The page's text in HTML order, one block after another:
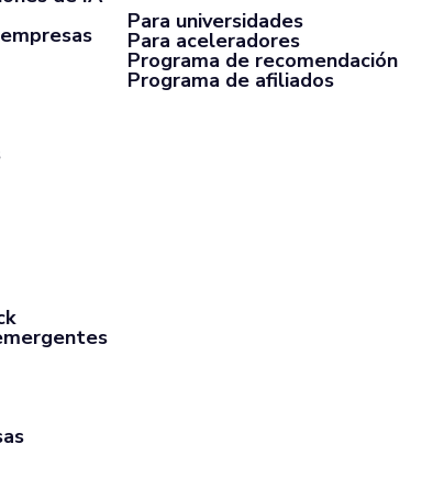
Para universidades
Para aceleradores
Programa de recomendación
Programa de afiliados